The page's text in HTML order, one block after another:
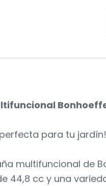
para tu jardín!
multifuncional de
44,8 cc y una